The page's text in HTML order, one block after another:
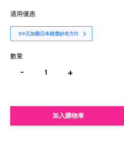
適用優惠
99元加購日本桃雪紗布方巾
數量
- +
加入購物車